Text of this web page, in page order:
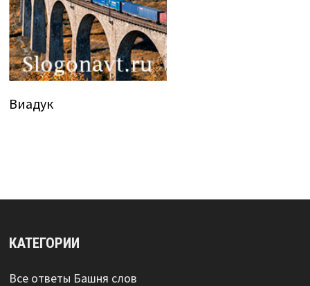
Виадук
КАТЕГОРИИ
Все ответы Башня слов